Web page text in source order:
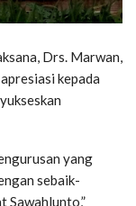
Drs. Marwan,
kepada
yang
sebaik-
Sawahlunto,”